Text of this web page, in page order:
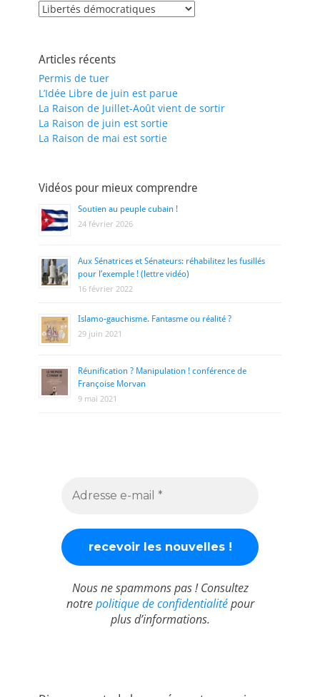
Rubriques
Articles récents
Permis de tuer
L’Idée Libre de juin est parue
La Raison de Juillet-Août vient de sortir
La Raison de juin est sortie
La Raison de mai est sortie
Vidéos pour mieux comprendre
Soutien au peuple cubain !
24 février 2026
Aux Sénatrices et Sénateurs: réhabilitez les fusillés
pour l’exemple ! (lettre vidéo)
16 février 2022
Islamo-gauchisme. Fantasme ou réalité ?
29 juin 2021
Réunification ? Manipulation ! conférence de
Françoise Morvan
9 mai 2021
Nous ne spammons pas ! Consultez
notrepolitique de confidentialitépour
plus d’informations.